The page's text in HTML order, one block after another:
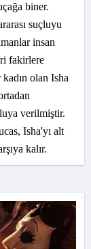
biner.
suçluyu
insan
fakirlere
olan Isha
verilmiştir.
Isha'yı alt
kalır.